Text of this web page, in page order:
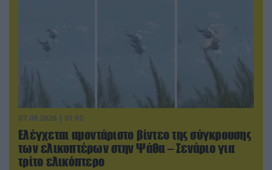
07.08.2026 | 01:02
Ελέγχεται αμοντάριστο βίντεο της σύγκρουσης
των ελικοπτέρων στην Ψάθα – Σενάριο για
τρίτο ελικόπτερο